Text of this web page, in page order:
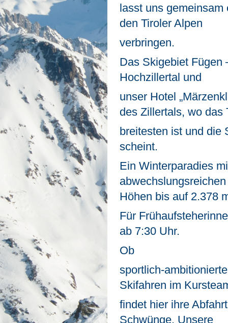
lasst uns
den Tiroler Alpen
verbringen.
Das Skigebiet Fügen
Hochzillertal und
unser Hotel
des Zillertals, wo das
breitesten ist und die
scheint.
Ein Winterparadies
Höhen bis auf 2.378
Für
ab 7:30 Uhr.
Ob
sportlich-
Skifahren im
findet hier ihre
Schwünge. Unsere